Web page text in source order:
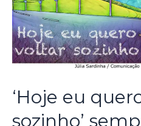
‘Hoje eu
sozinho’